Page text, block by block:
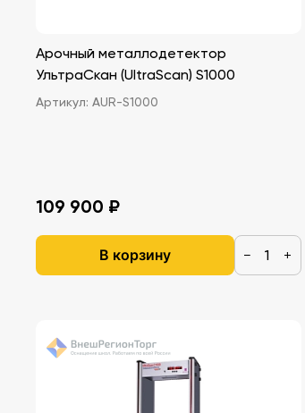
Арочный металлодетектор
УльтраСкан (UltraScan) S1000
Артикул: AUR-S1000
109 900 ₽
В корзину − +